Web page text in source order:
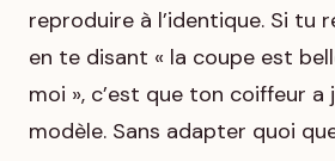
reproduire à l’identique. Si tu
en te disant « la coupe est
moi », c’est que ton coiffeur a
modèle. Sans adapter quoi